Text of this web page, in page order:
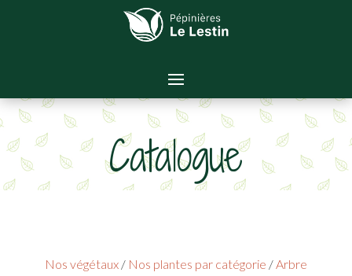
Catalogue
Nos végétaux/ Nos plantes par catégorie / Arbre